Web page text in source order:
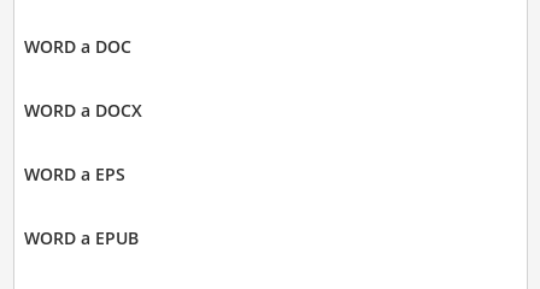
WORD a DOC
WORD a DOCX
WORD a EPS
WORD a EPUB